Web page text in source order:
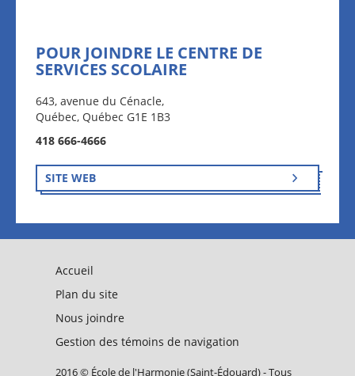
POUR JOINDRE LE CENTRE DE
SERVICES SCOLAIRE
643, avenue du Cénacle,
Québec, Québec G1E 1B3
418 666-4666
SITE WEB
Accueil
Plan du site
Nous joindre
Gestion des témoins de navigation
2016 © École de l'Harmonie (Saint-Édouard) - Tous